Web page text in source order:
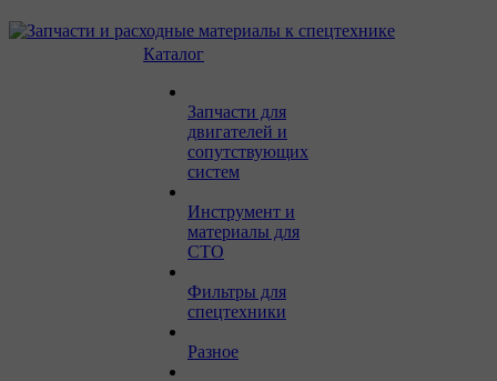
Каталог
Запчасти для
двигателей и
сопутствующих
систем
Инструмент и
материалы для
СТО
Фильтры для
спецтехники
Разное